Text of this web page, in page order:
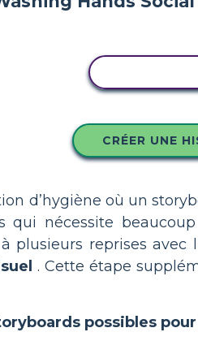
CRÉER UNE
d’hygiène où un
qui nécessite
plusieurs reprises
. Cette étape
possibles